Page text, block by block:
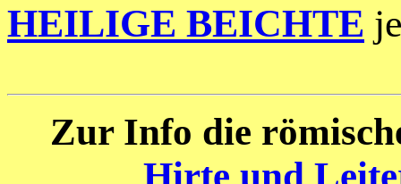
HEILIGE BEICHTE
Zur Info die
Hirte und